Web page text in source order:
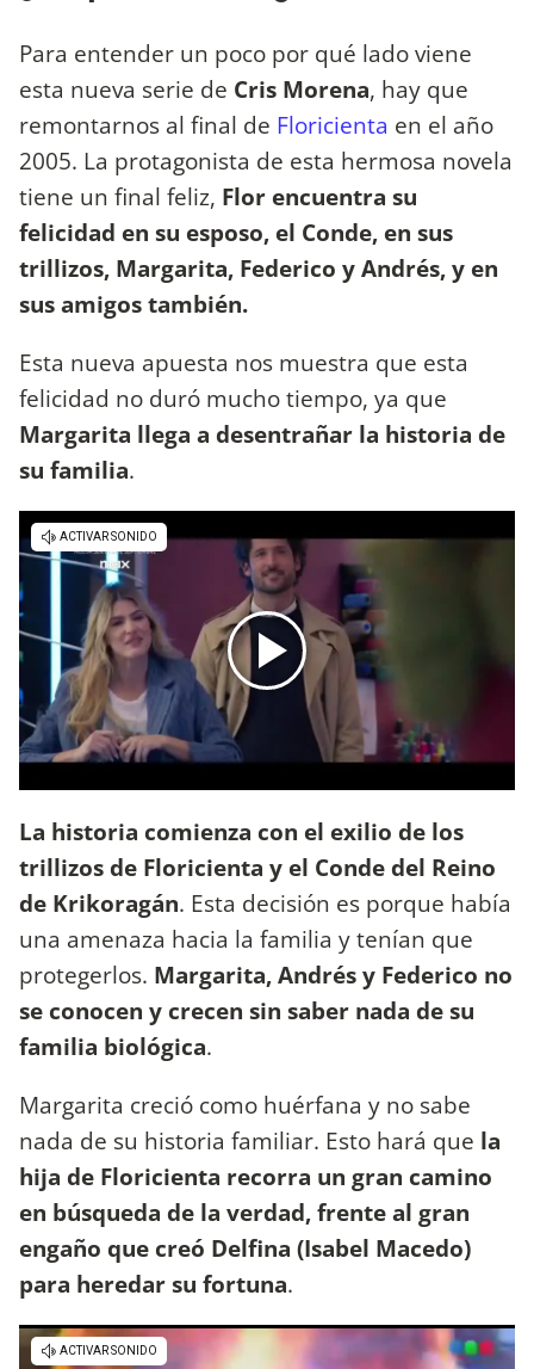
Para entender un poco por qué lado viene
esta nueva serie de Cris Morena, hay que
remontarnos al final de Floricienta en el año
2005. La protagonista de esta hermosa novela
tiene un final feliz, Flor encuentra su
felicidad en su esposo, el Conde, en sus
trillizos, Margarita, Federico y Andrés, y en
sus amigos también.
Esta nueva apuesta nos muestra que esta
felicidad no duró mucho tiempo, ya que
Margarita llega a desentrañar la historia de
su familia.
La historia comienza con el exilio de los
trillizos de Floricienta y el Conde del Reino
de Krikoragán. Esta decisión es porque había
una amenaza hacia la familia y tenían que
protegerlos. Margarita, Andrés y Federico no
se conocen y crecen sin saber nada de su
familia biológica.
Margarita creció como huérfana y no sabe
nada de su historia familiar. Esto hará que la
hija de Floricienta recorra un gran camino
en búsqueda de la verdad, frente al gran
engaño que creó Delfina (Isabel Macedo)
para heredar su fortuna.